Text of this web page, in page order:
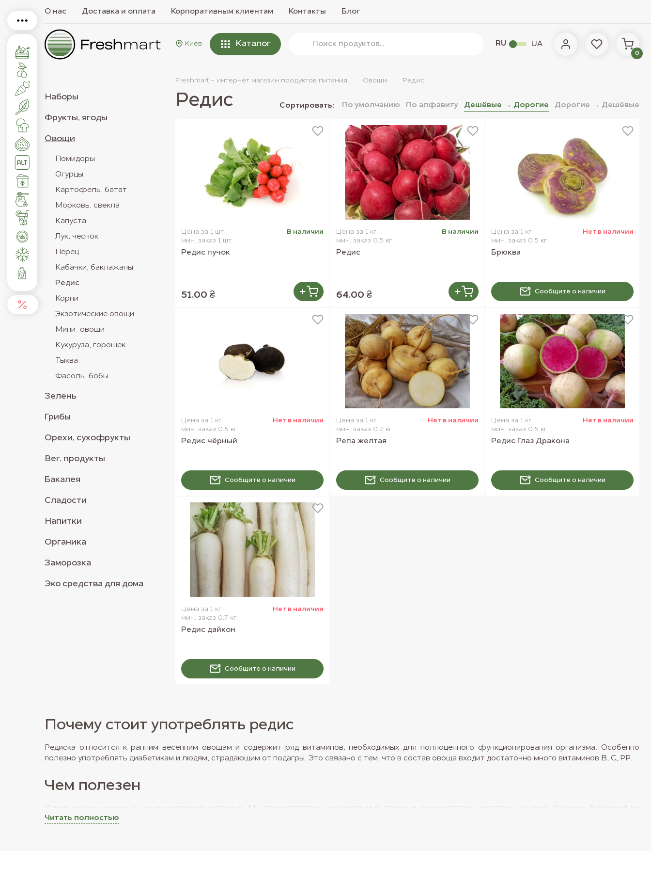
О нас Доставка и оплата Корпоративным клиентам Контакты Блог
Киев Каталог RU UA
0
Freshmart - интернет магазин продуктов питания Овощи Редис
Наборы
Фрукты, ягоды
Овощи
Помидоры
Огурцы
Картофель, батат
Морковь, свекла
Капуста
Лук, чеснок
Перец
Кабачки, баклажаны
Редис
Корни
Экзотические овощи
Мини-овощи
Кукуруза, горошек
Тыква
Фасоль, бобы
Зелень
Грибы
Орехи, сухофрукты
Вег. продукты
Бакалея
Сладости
Напитки
Органика
Заморозка
Эко средства для дома
Редис Сортировать: По умолчанию По алфавиту Дешёвые → Дорогие Дорогие → Дешёвые
Цена за 1 шт.
мин. заказ 1 шт.
В наличии
Редис пучок
51.00 ₴
Цена за 1 кг
мин. заказ 0.5 кг
В наличии
Редис
64.00 ₴
Цена за 1 кг
мин. заказ 0.5 кг
Нет в наличии
Брюква
Сообщите о наличии
Цена за 1 кг
мин. заказ 0.5 кг
Нет в наличии
Редис чёрный
Сообщите о наличии
Цена за 1 кг
мин. заказ 0.2 кг
Нет в наличии
Репа желтая
Сообщите о наличии
Цена за 1 кг
мин. заказ 0.5 кг
Нет в наличии
Редис Глаз Дракона
Сообщите о наличии
Цена за 1 кг
мин. заказ 0.7 кг
Нет в наличии
Редис дайкон
Сообщите о наличии
Читать полностью
Почему стоит употреблять редис
Редиска относится к ранним весенним овощам и содержит ряд витаминов, необходимых для полноценного функционирования организма. Особенно
полезно употреблять диабетикам и людям, страдающим от подагры. Это связано с тем, что в состав овоща входит достаточно много витаминов В, С, РР.
Чем полезен
Купить редис можно в нашем интернет-магазине. Мы предоставляем качественный товар и осуществляем доставку по всей Украине. Freshmart не
использует в своей работе пластик, поэтому все заказы пакуются в бумажные пакеты или коробки.